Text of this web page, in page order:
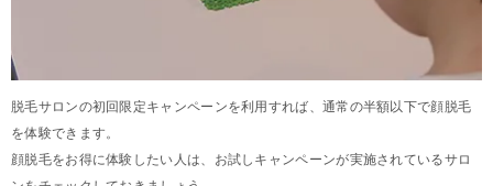
脱毛サロンの初回限定キャンペーンを利用すれば、通常の半額以下で顔脱毛
を体験できます。
顔脱毛をお得に体験したい人は、お試しキャンペーンが実施されているサロ